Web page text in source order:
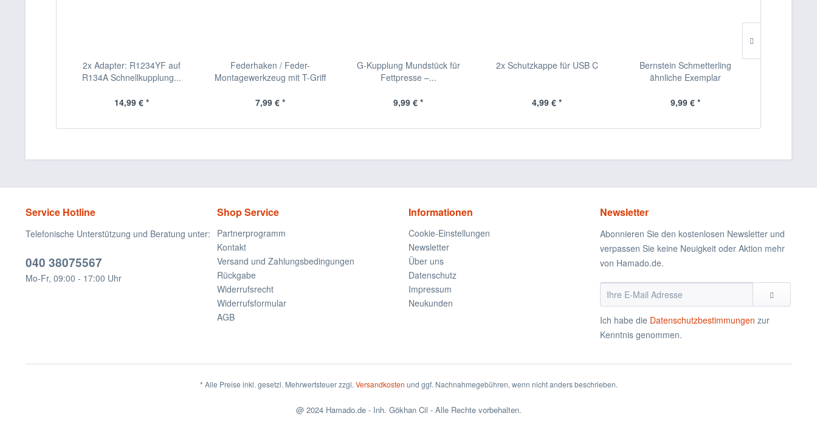
2x Adapter: R1234YF auf
R134A Schnellkupplung...
14,99 € *
Federhaken / Feder-
Montagewerkzeug mit T-Griff
7,99 € *
G-Kupplung Mundstück für
Fettpresse –...
9,99 € *
2x Schutzkappe für USB C
4,99 € *
Bernstein Schmetterling
ähnliche Exemplar
9,99 € *
Service Hotline
Telefonische Unterstützung und Beratung unter:
040 38075567
Mo-Fr, 09:00 - 17:00 Uhr
Shop Service
Partnerprogramm
Kontakt
Versand und Zahlungsbedingungen
Rückgabe
Widerrufsrecht
Widerrufsformular
AGB
Informationen
Cookie-Einstellungen
Newsletter
Über uns
Datenschutz
Impressum
Neukunden
Newsletter
Abonnieren Sie den kostenlosen Newsletter und
verpassen Sie keine Neuigkeit oder Aktion mehr
von Hamado.de.
Ich habe die Datenschutzbestimmungen zur
Kenntnis genommen.
* Alle Preise inkl. gesetzl. Mehrwertsteuer zzgl. Versandkosten und ggf. Nachnahmegebühren, wenn nicht anders beschrieben.
@ 2024 Hamado.de - Inh. Gökhan Cil - Alle Rechte vorbehalten.